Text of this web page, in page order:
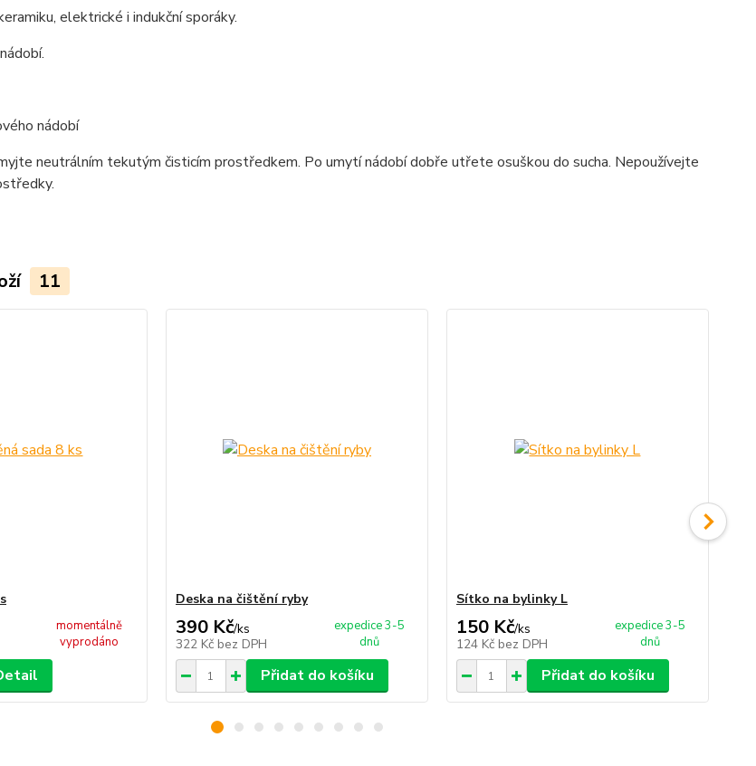
elektrické i indukční sporáky.
nádobí
neutrálním tekutým čisticím prostředkem. Po umytí nádobí dobře utřete osuškou do sucha. Nepoužívejte
11
momentálně
vyprodáno
Deska na čištění ryby
390 Kč/ks
322 Kč bez DPH
expedice 3-5
dnů
Přidat do košíku
Sítko na bylinky L
150 Kč/ks
124 Kč bez DPH
expedice 3-5
dnů
Přidat do košíku